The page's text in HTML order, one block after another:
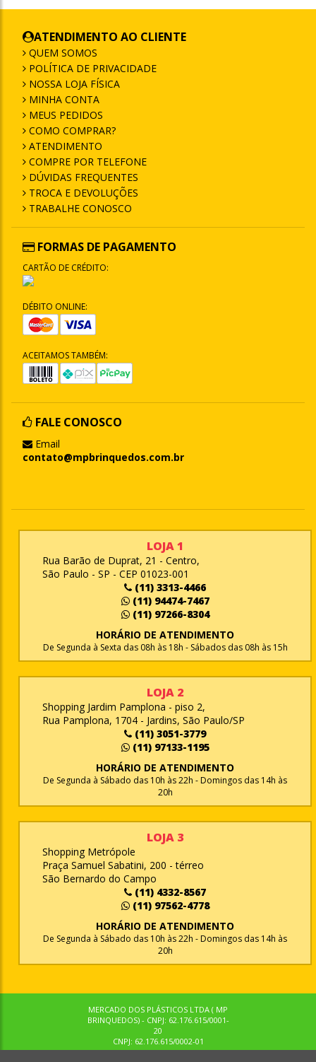
ATENDIMENTO AO CLIENTE
QUEM SOMOS
POLÍTICA DE PRIVACIDADE
NOSSA LOJA FÍSICA
MINHA CONTA
MEUS PEDIDOS
COMO COMPRAR?
ATENDIMENTO
COMPRE POR TELEFONE
DÚVIDAS FREQUENTES
TROCA E DEVOLUÇÕES
TRABALHE CONOSCO
FORMAS DE PAGAMENTO
CARTÃO DE CRÉDITO:
DÉBITO ONLINE:
ACEITAMOS TAMBÉM:
FALE CONOSCO
Email
contato@mpbrinquedos.com.br
LOJA 1
Rua Barão de Duprat, 21 - Centro,
São Paulo - SP - CEP 01023-001
(11) 3313-4466
(11) 94474-7467
(11) 97266-8304
HORÁRIO DE ATENDIMENTO
De Segunda à Sexta das 08h às 18h - Sábados das 08h às 15h
LOJA 2
Shopping Jardim Pamplona - piso 2,
Rua Pamplona, 1704 - Jardins, São Paulo/SP
(11) 3051-3779
(11) 97133-1195
HORÁRIO DE ATENDIMENTO
De Segunda à Sábado das 10h às 22h - Domingos das 14h às
20h
LOJA 3
Shopping Metrópole
Praça Samuel Sabatini, 200 - térreo
São Bernardo do Campo
(11) 4332-8567
(11) 97562-4778
HORÁRIO DE ATENDIMENTO
De Segunda à Sábado das 10h às 22h - Domingos das 14h às
20h
MERCADO DOS PLÁSTICOS LTDA ( MP
BRINQUEDOS) - CNPJ: 62.176.615/0001-
20
CNPJ: 62.176.615/0002-01